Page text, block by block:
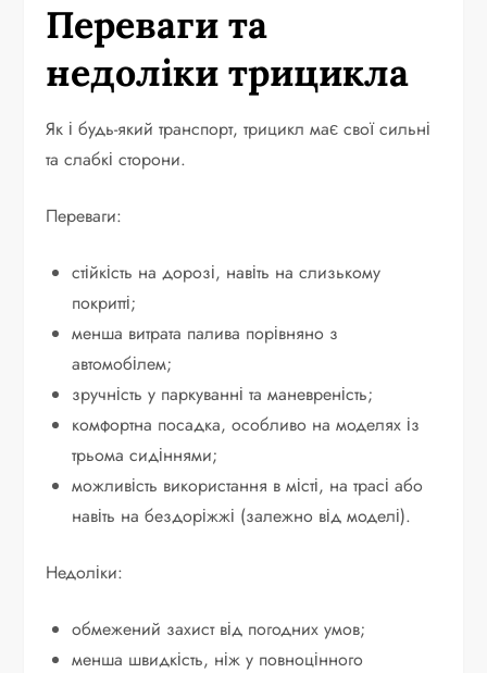
Переваги та
недоліки трицикла
Як і будь-який транспорт, трицикл має свої сильні
та слабкі сторони.
Переваги:
стійкість на дорозі, навіть на слизькому
покритті;
менша витрата палива порівняно з
автомобілем;
зручність у паркуванні та маневреність;
комфортна посадка, особливо на моделях із
трьома сидіннями;
можливість використання в місті, на трасі або
навіть на бездоріжжі (залежно від моделі).
Недоліки:
обмежений захист від погодних умов;
менша швидкість, ніж у повноцінного